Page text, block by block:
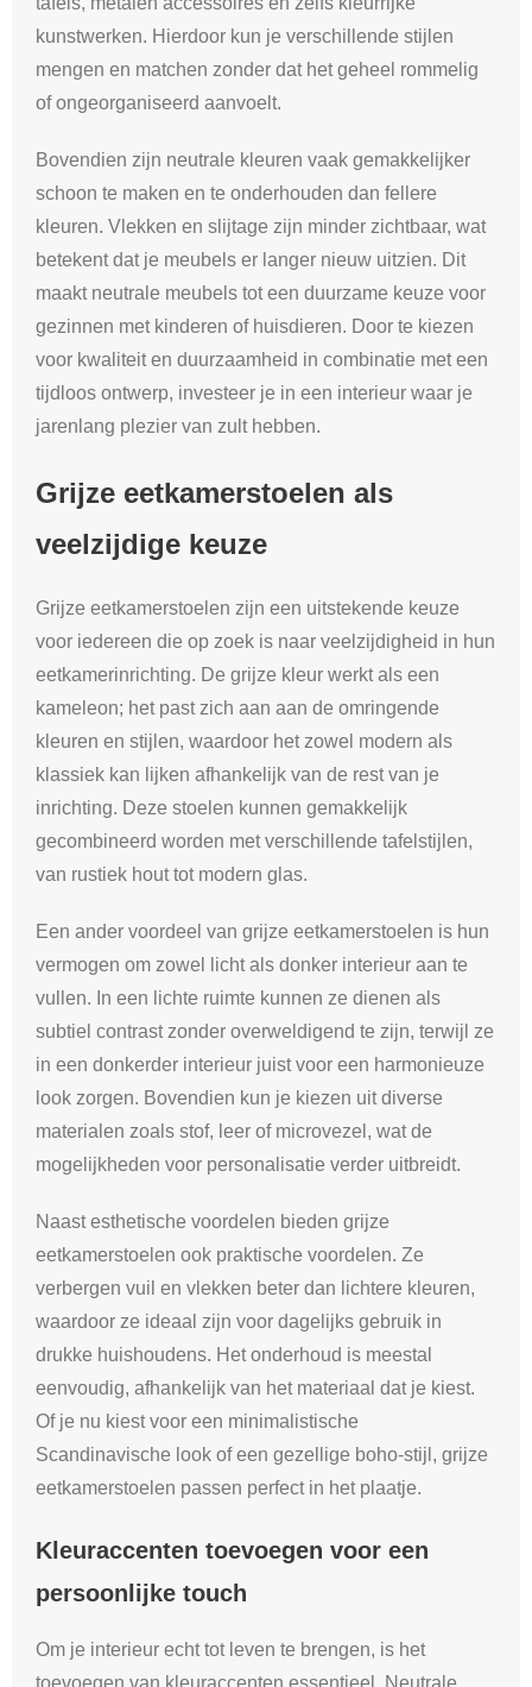
kunstwerken. Hierdoor kun je verschillende stijlen
mengen en matchen zonder dat het geheel rommelig
of ongeorganiseerd aanvoelt.
Bovendien zijn neutrale kleuren vaak gemakkelijker
schoon te maken en te onderhouden dan fellere
kleuren. Vlekken en slijtage zijn minder zichtbaar, wat
betekent dat je meubels er langer nieuw uitzien. Dit
maakt neutrale meubels tot een duurzame keuze voor
gezinnen met kinderen of huisdieren. Door te kiezen
voor kwaliteit en duurzaamheid in combinatie met een
tijdloos ontwerp, investeer je in een interieur waar je
jarenlang plezier van zult hebben.
Grijze eetkamerstoelen als
veelzijdige keuze
Grijze eetkamerstoelen zijn een uitstekende keuze
voor iedereen die op zoek is naar veelzijdigheid in hun
eetkamerinrichting. De grijze kleur werkt als een
kameleon; het past zich aan aan de omringende
kleuren en stijlen, waardoor het zowel modern als
klassiek kan lijken afhankelijk van de rest van je
inrichting. Deze stoelen kunnen gemakkelijk
gecombineerd worden met verschillende tafelstijlen,
van rustiek hout tot modern glas.
Een ander voordeel van grijze eetkamerstoelen is hun
vermogen om zowel licht als donker interieur aan te
vullen. In een lichte ruimte kunnen ze dienen als
subtiel contrast zonder overweldigend te zijn, terwijl ze
in een donkerder interieur juist voor een harmonieuze
look zorgen. Bovendien kun je kiezen uit diverse
materialen zoals stof, leer of microvezel, wat de
mogelijkheden voor personalisatie verder uitbreidt.
Naast esthetische voordelen bieden grijze
eetkamerstoelen ook praktische voordelen. Ze
verbergen vuil en vlekken beter dan lichtere kleuren,
waardoor ze ideaal zijn voor dagelijks gebruik in
drukke huishoudens. Het onderhoud is meestal
eenvoudig, afhankelijk van het materiaal dat je kiest.
Of je nu kiest voor een minimalistische
Scandinavische look of een gezellige boho-stijl, grijze
eetkamerstoelen passen perfect in het plaatje.
Kleuraccenten toevoegen voor een
persoonlijke touch
Om je interieur echt tot leven te brengen, is het